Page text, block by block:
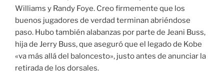
Williams y Randy Foye. Creo firmemente que los
buenos jugadores de verdad terminan abriéndose
paso. Hubo también alabanzas por parte de Jeani Buss,
hija de Jerry Buss, que aseguró que el legado de Kobe
«va más allá del baloncesto», justo antes de anunciar la
retirada de los dorsales.